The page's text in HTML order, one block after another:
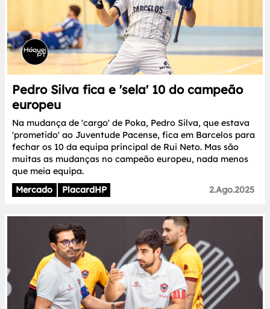
Pedro Silva fica e 'sela' 10 do campeão
europeu
Na mudança de 'cargo' de Poka, Pedro Silva, que estava
'prometido' ao Juventude Pacense, fica em Barcelos para
fechar os 10 da equipa principal de Rui Neto. Mas são
muitas as mudanças no campeão europeu, nada menos
que meia equipa.
Mercado
PlacardHP 2.Ago.2025